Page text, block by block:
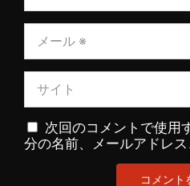
次回のコメントで使用
分の名前、メールアドレス